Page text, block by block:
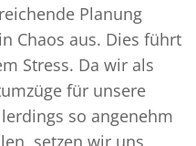
Planung
Chaos aus. Dies führt
Stress. Da wir als
für unsere
so angenehm
setzen wir uns